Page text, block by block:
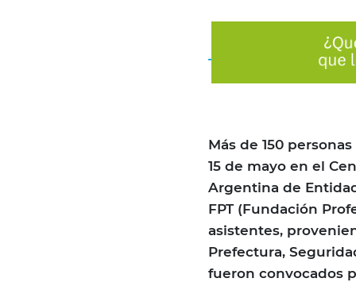
Más de 150
15 de mayo en el
Argentina de
FPT (Fundación
asistentes,
Prefectura,
fueron convocados